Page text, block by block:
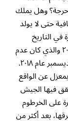
حرجة؟ وهل يملك
حتى لا يولد
التاريخ
السوداني منها، حوار الوثبة لعام ٢٠١٤ والذي كان عدم
عام ٢٠١٨.
عن الواقع
فيها الجيش
على الخرطوم
بعد أكثر من